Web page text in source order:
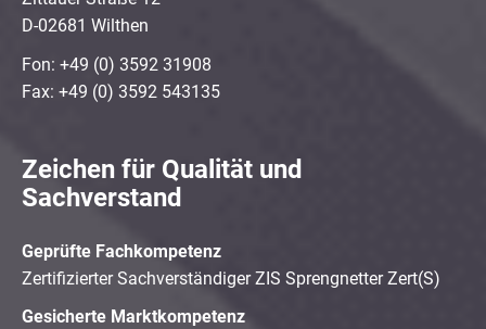
D-02681 Wilthen
Fon: +49 (0) 3592 31908
Fax: +49 (0) 3592 543135
Zeichen für Qualität und
Sachverstand
Geprüfte Fachkompetenz
Zertifizierter Sachverständiger ZIS Sprengnetter Zert(S)
Gesicherte Marktkompetenz